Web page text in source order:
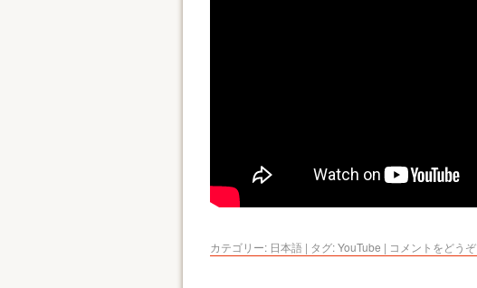
カテゴリー: 日本語 | タグ:YouTube | コメントをどうぞ